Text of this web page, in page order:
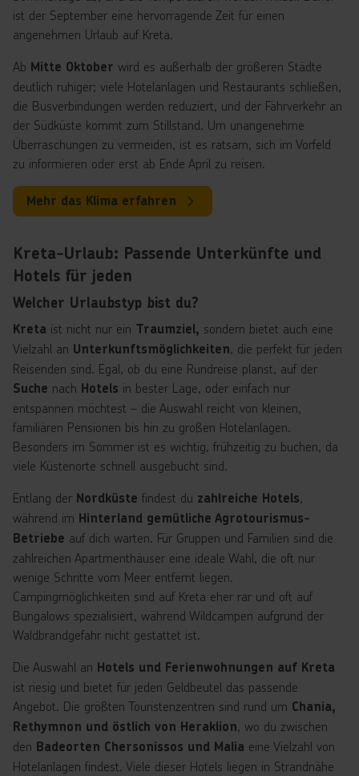
ist der September eine hervorragende Zeit für einen
angenehmen Urlaub auf Kreta.
Ab Mitte Oktober wird es außerhalb der größeren Städte
deutlich ruhiger; viele Hotelanlagen und Restaurants schließen,
die Busverbindungen werden reduziert, und der Fährverkehr an
der Südküste kommt zum Stillstand. Um unangenehme
Überraschungen zu vermeiden, ist es ratsam, sich im Vorfeld
zu informieren oder erst ab Ende April zu reisen.
Mehr das Klima erfahren
Kreta-Urlaub: Passende Unterkünfte und
Hotels für jeden
Welcher Urlaubstyp bist du?
Kreta ist nicht nur ein Traumziel, sondern bietet auch eine
Vielzahl an Unterkunftsmöglichkeiten, die perfekt für jeden
Reisenden sind. Egal, ob du eine Rundreise planst, auf der
Suche nach Hotels in bester Lage, oder einfach nur
entspannen möchtest – die Auswahl reicht von kleinen,
familiären Pensionen bis hin zu großen Hotelanlagen.
Besonders im Sommer ist es wichtig, frühzeitig zu buchen, da
viele Küstenorte schnell ausgebucht sind.
Entlang der Nordküste findest du zahlreiche Hotels,
während im Hinterland gemütliche Agrotourismus-
Betriebe auf dich warten. Für Gruppen und Familien sind die
zahlreichen Apartmenthäuser eine ideale Wahl, die oft nur
wenige Schritte vom Meer entfernt liegen.
Campingmöglichkeiten sind auf Kreta eher rar und oft auf
Bungalows spezialisiert, während Wildcampen aufgrund der
Waldbrandgefahr nicht gestattet ist.
Die Auswahl an Hotels und Ferienwohnungen auf Kreta
ist riesig und bietet für jeden Geldbeutel das passende
Angebot. Die größten Touristenzentren sind rund um Chania,
Rethymnon und östlich von Heraklion, wo du zwischen
den Badeorten Chersonissos und Malia eine Vielzahl von
Hotelanlagen findest. Viele dieser Hotels liegen in Strandnähe